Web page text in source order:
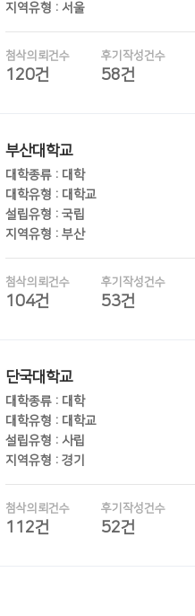
지역유형 : 서울
첨삭의뢰건수
120건
후기작성건수
58건
부산대학교
대학종류 : 대학
대학유형 : 대학교
설립유형 : 국립
지역유형 : 부산
첨삭의뢰건수
104건
후기작성건수
53건
단국대학교
대학종류 : 대학
대학유형 : 대학교
설립유형 : 사립
지역유형 : 경기
첨삭의뢰건수
112건
후기작성건수
52건